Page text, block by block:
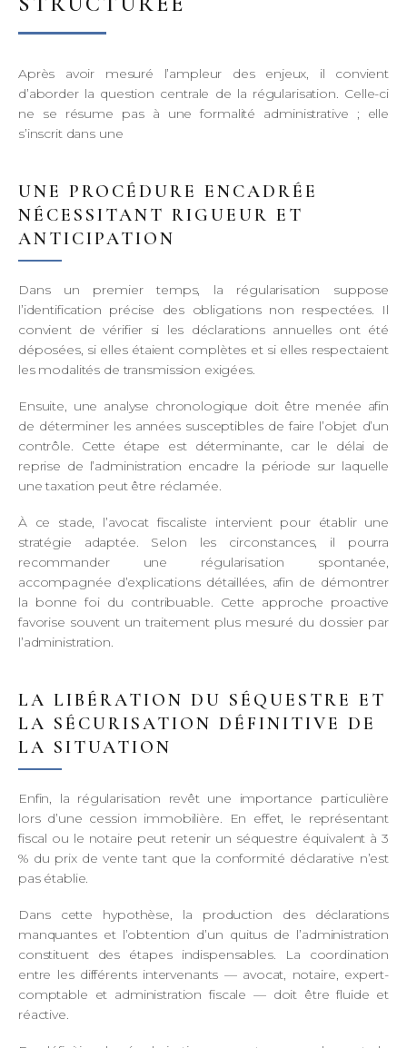
Après avoir mesuré l’ampleur des enjeux, il convient
d’aborder la question centrale de la régularisation. Celle-ci
ne se résume pas à une formalité administrative ; elle
s’inscrit dans une
UNE PROCÉDURE ENCADRÉE
NÉCESSITANT RIGUEUR ET
ANTICIPATION
Dans un premier temps, la régularisation suppose
l’identification précise des obligations non respectées. Il
convient de vérifier si les déclarations annuelles ont été
déposées, si elles étaient complètes et si elles respectaient
les modalités de transmission exigées.
Ensuite, une analyse chronologique doit être menée afin
de déterminer les années susceptibles de faire l’objet d’un
contrôle. Cette étape est déterminante, car le délai de
reprise de l’administration encadre la période sur laquelle
une taxation peut être réclamée.
À ce stade, l’avocat fiscaliste intervient pour établir une
stratégie adaptée. Selon les circonstances, il pourra
recommander une régularisation spontanée,
accompagnée d’explications détaillées, afin de démontrer
la bonne foi du contribuable. Cette approche proactive
favorise souvent un traitement plus mesuré du dossier par
l’administration.
LA LIBÉRATION DU SÉQUESTRE ET
LA SÉCURISATION DÉFINITIVE DE
LA SITUATION
Enfin, la régularisation revêt une importance particulière
lors d’une cession immobilière. En effet, le représentant
fiscal ou le notaire peut retenir un séquestre équivalent à 3
% du prix de vente tant que la conformité déclarative n’est
pas établie.
Dans cette hypothèse, la production des déclarations
manquantes et l’obtention d’un quitus de l’administration
constituent des étapes indispensables. La coordination
entre les différents intervenants — avocat, notaire, expert-
comptable et administration fiscale — doit être fluide et
réactive.